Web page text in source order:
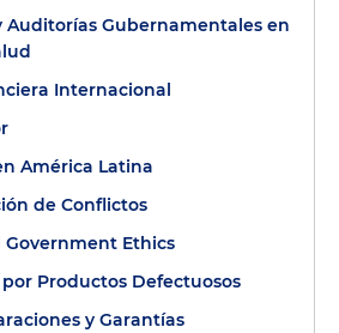
Auditorías Gubernamentales en
Internacional
América Latina
de Conflictos
Ethics
Productos Defectuosos
y Garantías